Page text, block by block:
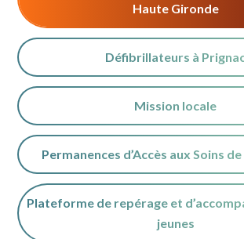
Haute Gironde
Défibrillateurs à
Mission locale
Permanences d’Accès aux Soins de
Plateforme de repérage et
jeunes